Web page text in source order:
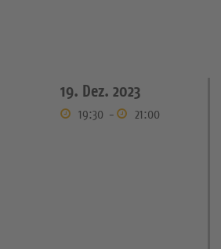
19. Dez. 2023
19:30 - 21:00